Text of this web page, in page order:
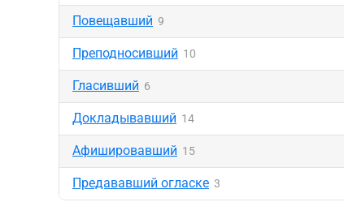
Повещавший 9
Преподносивший 10
Гласивший 6
Докладывавший 14
Афишировавший 15
Предававший огласке 3